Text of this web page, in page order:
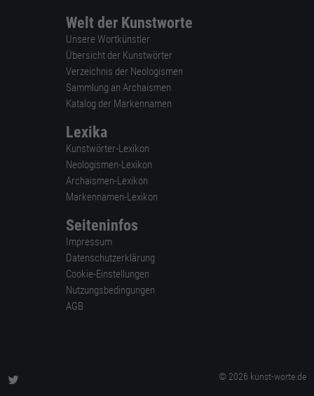
Welt der Kunstworte
Unsere Wortkünstler
Übersicht der Kunstwörter
Verzeichnis der Neologismen
Sammlung an Archaismen
Katalog der Markennamen
Lexika
Kunstwörter-Lexikon
Neologismen-Lexikon
Archaismen-Lexikon
Markennamen-Lexikon
Seiteninfos
Impressum
Datenschutzerklärung
Cookie-Einstellungen
Nutzungsbedingungen
AGB
© 2026 kunst-worte.de